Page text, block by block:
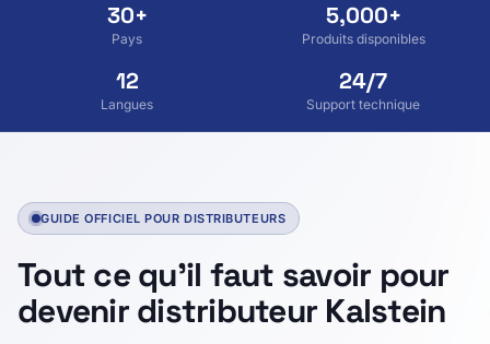
30+
Pays
5,000+
Produits disponibles
12
Langues
24/7
Support technique
GUIDE OFFICIEL POUR DISTRIBUTEURS
Tout ce qu'il faut savoir pour
devenir distributeur Kalstein